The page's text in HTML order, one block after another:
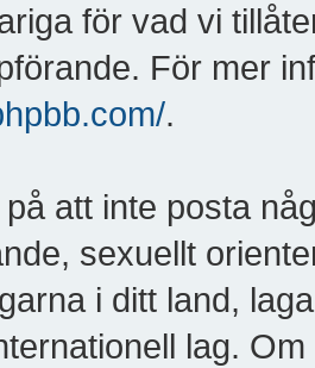
för vad vi
För mer
.
att inte posta
sexuellt
i ditt land,
lag.